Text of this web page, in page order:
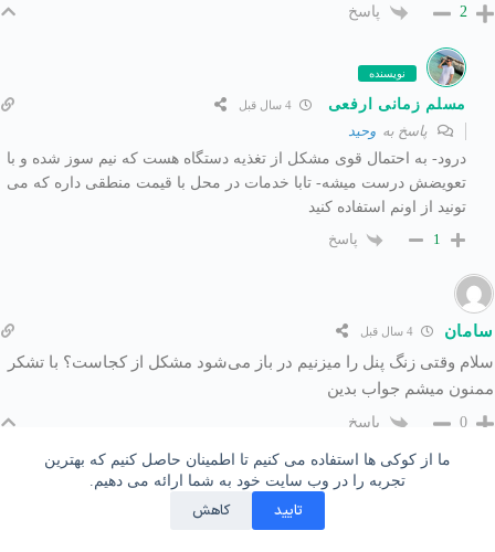
ما از کوکی ها استفاده می کنیم تا اطمینان حاصل کنیم که بهترین
تجربه را در وب سایت خود به شما ارائه می دهیم.
تایید کاهش
2 پاسخ
نویسنده
مسلم زمانی ارفعی 4 سال قبل
پاسخ به وحید
درود- به احتمال قوی مشکل از تغذیه دستگاه هست که نیم سوز شده و با
تعویضش درست میشه- تابا خدمات در محل با قیمت منطقی داره که می
تونید از اونم استفاده کنید
1
پاسخ
سامان 4 سال قبل
سلام وقتی زنگ پنل را میزنیم در باز می‌شود مشکل از کجاست؟ با تشکر
ممنون میشم جواب بدین
0 پاسخ
نویسنده
4 سال قبل